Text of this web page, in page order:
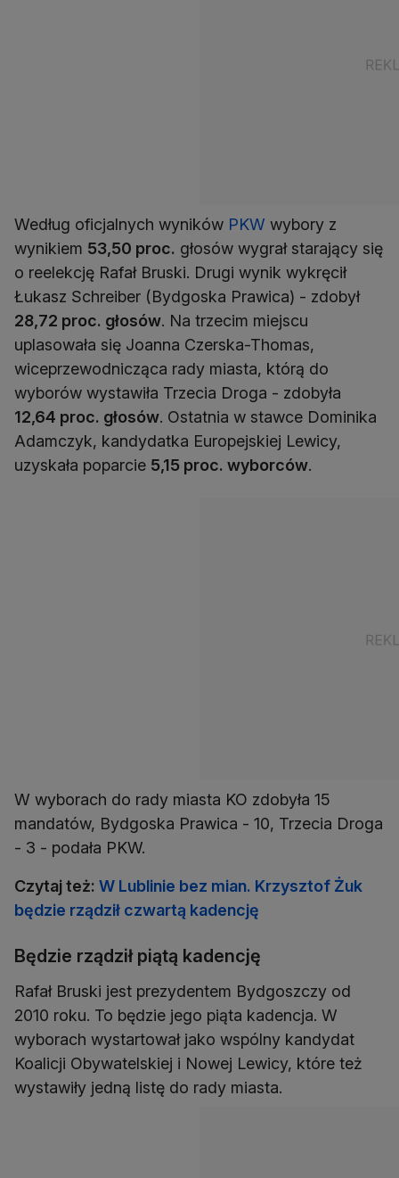
Według oficjalnych wyników PKW wybory z
wynikiem 53,50 proc. głosów wygrał starający się
o reelekcję Rafał Bruski. Drugi wynik wykręcił
Łukasz Schreiber (Bydgoska Prawica) - zdobył
28,72 proc. głosów. Na trzecim miejscu
uplasowała się Joanna Czerska-Thomas,
wiceprzewodnicząca rady miasta, którą do
wyborów wystawiła Trzecia Droga - zdobyła
12,64 proc. głosów. Ostatnia w stawce Dominika
Adamczyk, kandydatka Europejskiej Lewicy,
uzyskała poparcie 5,15 proc. wyborców.
W wyborach do rady miasta KO zdobyła 15
mandatów, Bydgoska Prawica - 10, Trzecia Droga
- 3 - podała PKW.
Czytaj też: W Lublinie bez mian. Krzysztof Żuk
będzie rządził czwartą kadencję
Będzie rządził piątą kadencję
Rafał Bruski jest prezydentem Bydgoszczy od
2010 roku. To będzie jego piąta kadencja. W
wyborach wystartował jako wspólny kandydat
Koalicji Obywatelskiej i Nowej Lewicy, które też
wystawiły jedną listę do rady miasta.